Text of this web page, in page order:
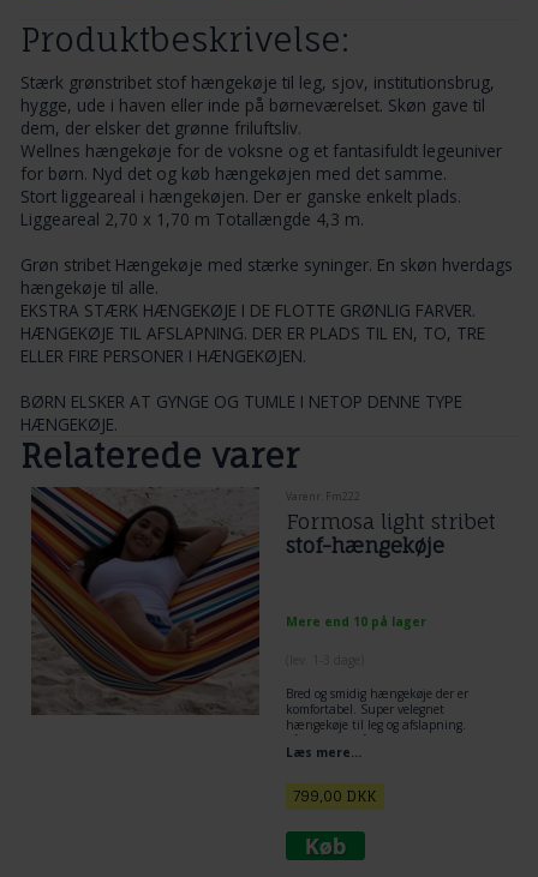
Produktbeskrivelse:
Stærk grønstribet stof hængekøje til leg, sjov, institutionsbrug,
hygge, ude i haven eller inde på børneværelset. Skøn gave til
dem, der elsker det grønne friluftsliv.
Wellnes hængekøje for de voksne og et fantasifuldt legeuniver
for børn. Nyd det og køb hængekøjen med det samme.
Stort liggeareal i hængekøjen. Der er ganske enkelt plads.
Liggeareal 2,70 x 1,70 m Totallængde 4,3 m.
Grøn stribet Hængekøje med stærke syninger. En skøn hverdags
hængekøje til alle.
EKSTRA STÆRK HÆNGEKØJE I DE FLOTTE GRØNLIG FARVER.
HÆNGEKØJE TIL AFSLAPNING. DER ER PLADS TIL EN, TO, TRE
ELLER FIRE PERSONER I HÆNGEKØJEN.
BØRN ELSKER AT GYNGE OG TUMLE I NETOP DENNE TYPE
HÆNGEKØJE.
Relaterede varer
Varenr. Fm222
Formosa light stribet
stof-hængekøje
Mere end 10 på lager
Bred og smidig hængekøje der er
komfortabel. Super velegnet
hængekøje til leg og afslapning.
Så lækker forårsfriske striber.
Slidstærkt stof
3,80 m
Et fund til prisen.
Læs mere...
799,00 DKK